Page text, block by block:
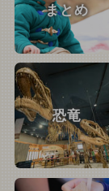
まとめ
恐竜